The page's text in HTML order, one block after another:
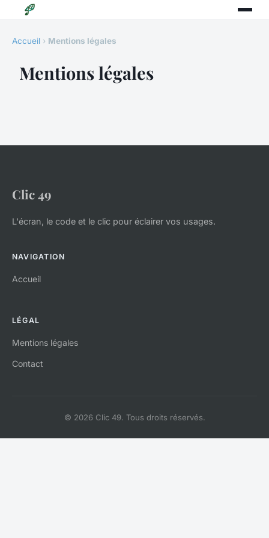
Accueil › Mentions légales
Mentions légales
Clic 49
L'écran, le code et le clic pour éclairer vos usages.
NAVIGATION
Accueil
LÉGAL
Mentions légales
Contact
© 2026 Clic 49. Tous droits réservés.